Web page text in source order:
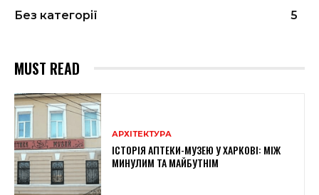
Без категорії
5
MUST READ
АРХІТЕКТУРА
ІСТОРІЯ АПТЕКИ-МУЗЕЮ У ХАРКОВІ: МІЖ
МИНУЛИМ ТА МАЙБУТНІМ